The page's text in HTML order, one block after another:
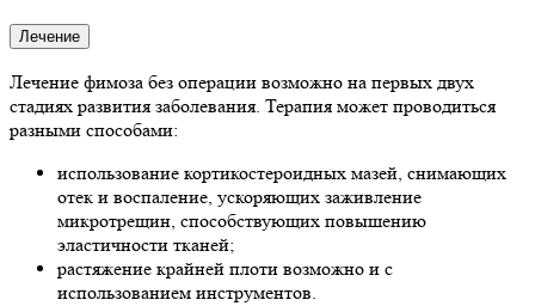
Лечение
Лечение фимоза без операции возможно на первых двух
стадиях развития заболевания. Терапия может проводиться
разными способами:
использование кортикостероидных мазей, снимающих
отек и воспаление, ускоряющих заживление
микротрещин, способствующих повышению
эластичности тканей;
растяжение крайней плоти возможно и с
использованием инструментов.